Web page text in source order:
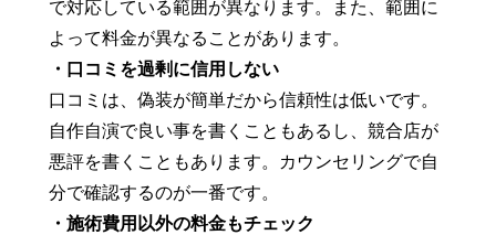
で対応している範囲が異なります。また、範囲に
よって料金が異なることがあります。
・口コミを過剰に信用しない
口コミは、偽装が簡単だから信頼性は低いです。
自作自演で良い事を書くこともあるし、競合店が
悪評を書くこともあります。カウンセリングで自
分で確認するのが一番です。
・施術費用以外の料金もチェック